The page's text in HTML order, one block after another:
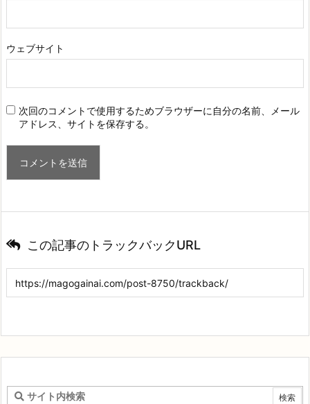
ウェブサイト
次回のコメントで使用するためブラウザーに自分の名前、メール
アドレス、サイトを保存する。
この記事のトラックバックURL